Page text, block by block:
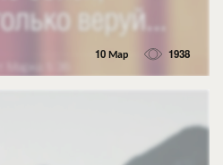
10 Мар 1938